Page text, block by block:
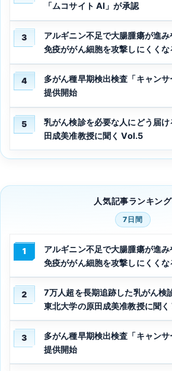
「ムコサイト AI」が承認
3
アルギニン不足で大腸腫瘍が進み
免疫ががん細胞を攻撃しにくく
4
多がん種早期検出検査「キャン
提供開始
5
乳がん検診を必要な人にどう届
田成美准教授に聞く Vol.5
人気記事ランキング
7日間
1
アルギニン不足で大腸腫瘍が進み
免疫ががん細胞を攻撃しにくく
2
7万人超を長期追跡した乳がん検
東北大学の原田成美准教授に聞
3
多がん種早期検出検査「キャン
提供開始